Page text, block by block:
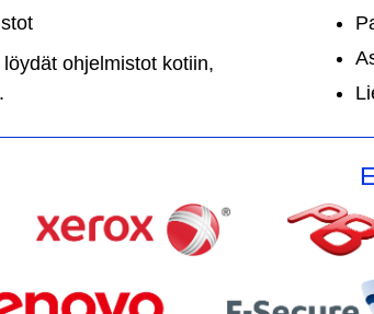
ohjelmistot kotiin,